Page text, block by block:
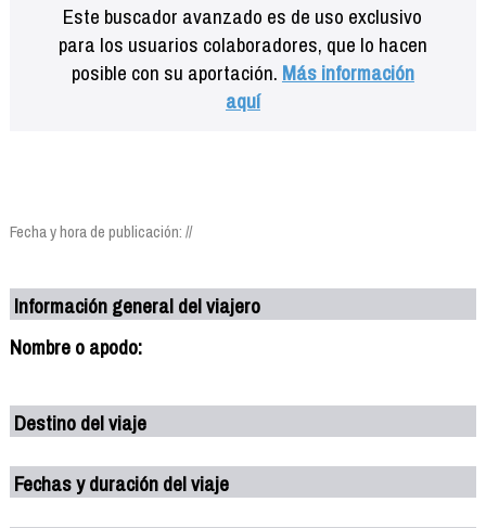
Este buscador avanzado es de uso exclusivo
para los usuarios colaboradores, que lo hacen
posible con su aportación. Más información
aquí
Fecha y hora de publicación: //
Información general del viajero
Nombre o apodo:
Destino del viaje
Fechas y duración del viaje